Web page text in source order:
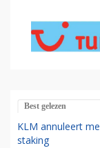
Best gelezen
KLM annuleert
staking